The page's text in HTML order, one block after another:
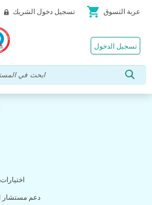
تسجيل دخول الشريك shopping_cart عربة التسوق
تسجيل الدخول
دعم مستشار